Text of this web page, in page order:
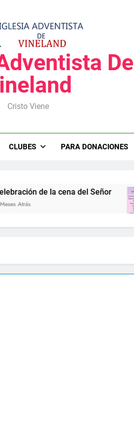
De
Cristo Viene
CLUBES PARA DONACIONES
de la cena del Señor
Atrás